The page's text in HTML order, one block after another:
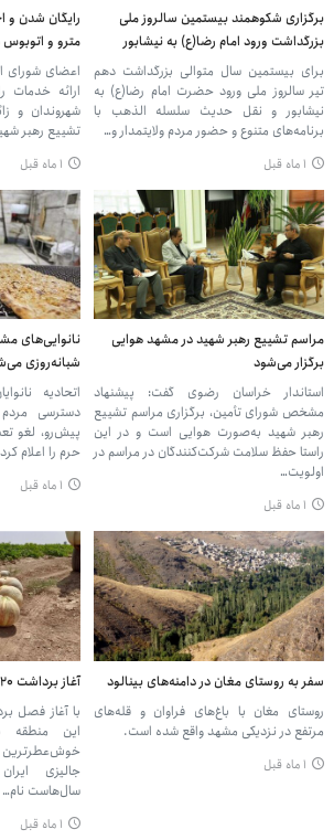
برگزاری شکوهمند بیستمین سالروز ملی
بزرگداشت ورود امام رضا(ع) به نیشابور
برای بیستمین سال متوالی بزرگداشت دهم
تیر سالروز ملی ورود حضرت امام رضا(ع) به
نیشابور و نقل حدیث سلسله الذهب با
برنامه‌های متنوع و حضور مردم ولایتمدار و…
۱ ماه قبل
رایگان شدن و
مترو و اتوبوس
اعضای شورای
ارائه خدمات
شهروندان و
تشییع رهبر
۱ ماه قبل
مراسم تشییع رهبر شهید در مشهد هوایی
برگزار می‌شود
استاندار خراسان رضوی گفت: پیشنهاد
مشخص شورای تأمین، برگزاری مراسم تشییع
رهبر شهید به‌صورت هوایی است و در این
راستا حفظ سلامت شرکت‌کنندگان در مراسم در
اولویت…
۱ ماه قبل
نانوایی‌های
شبانه‌روزی
اتحادیه
دسترسی
حرم را اعلام
۱ ماه قبل
سفر به روستای مغان در دامنه‌های بینالود
روستای مغان با باغ‌های فراوان و قله‌های
مرتفع در نزدیکی مشهد واقع شده است.
۱ ماه قبل
آغاز برداشت ۲۰ هزار تن طالبی در کاشمر
با آغاز فصل
این منطقه
خوش‌عطرترین
جالیزی
سال‌هاست نام…
۱ ماه قبل